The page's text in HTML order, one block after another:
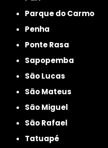
Parque do Carmo
Penha
Ponte Rasa
Sapopemba
São Lucas
São Mateus
São Miguel
São Rafael
Tatuapé